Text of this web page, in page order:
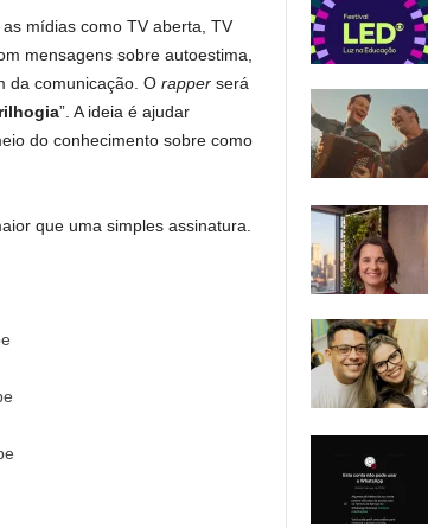
mídias como TV aberta, TV
mensagens sobre autoestima,
da comunicação. O rapperserá
”. A ideia é ajudar
do conhecimento sobre como
que uma simples assinatura.